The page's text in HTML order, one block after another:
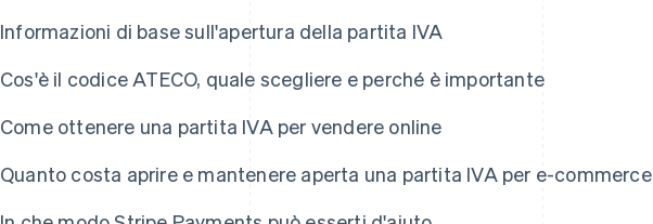
Informazioni di base sull'apertura della partita IVA
Cos'è il codice ATECO, quale scegliere e perché è importante
Come ottenere una partita IVA per vendere online
Quanto costa aprire e mantenere aperta una partita IVA per e-commerce